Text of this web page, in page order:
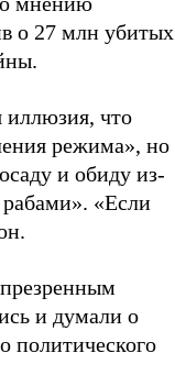
о 27 млн убитых
иллюзия, что
режима», но
и обиду из-
рабами». «Если
и думали о
политического